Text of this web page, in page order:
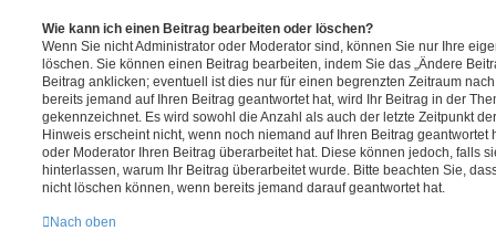
Wie kann ich einen Beitrag bearbeiten oder löschen?
Wenn Sie nicht Administrator oder Moderator sind, können Sie nur Ihre
löschen. Sie können einen Beitrag bearbeiten, indem Sie das „Ändere
Beitrag anklicken; eventuell ist dies nur für einen begrenzten Zeitraum
bereits jemand auf Ihren Beitrag geantwortet hat, wird Ihr Beitrag in der
gekennzeichnet. Es wird sowohl die Anzahl als auch der letzte Zeitpunkt
Hinweis erscheint nicht, wenn noch niemand auf Ihren Beitrag geantwortet
oder Moderator Ihren Beitrag überarbeitet hat. Diese können jedoch, falls
hinterlassen, warum Ihr Beitrag überarbeitet wurde. Bitte beachten Sie,
nicht löschen können, wenn bereits jemand darauf geantwortet hat.
Nach oben